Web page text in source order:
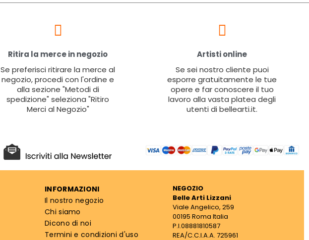
Ritira la merce in negozio
Se preferisci ritirare la merce al
negozio, procedi con l'ordine e
alla sezione "Metodi di
spedizione" seleziona "Ritiro
Merci al Negozio"
Artisti online
Se sei nostro cliente puoi
esporre gratuitamente le tue
opere e far conoscere il tuo
lavoro alla vasta platea degli
utenti di bellearti.it.
INFORMAZIONI
Il nostro negozio
Chi siamo
Dicono di noi
Termini e condizioni d'uso
NEGOZIO
Belle Arti Lizzani
Viale Angelico, 259
00195 Roma Italia
P.I.08881810587
REA/C.C.I.A.A. 725961